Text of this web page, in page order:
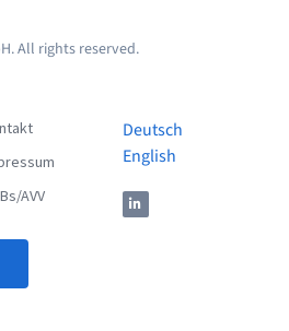
All rights reserved.
AVV
Deutsch
English